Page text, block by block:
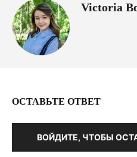
Victoria
ОСТАВЬТЕ ОТВЕТ
ВОЙДИТЕ, ЧТОБЫ